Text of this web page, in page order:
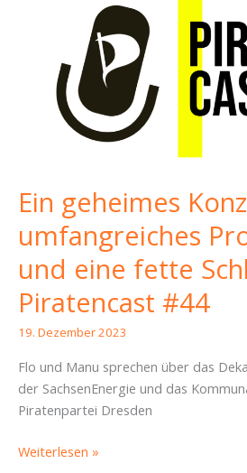
Ein geheimes
umfangreiches
und eine fette
Piratencast #44
19. Dezember 2023
Flo und Manu sprechen über das
der SachsenEnergie und das
Piratenpartei Dresden
Ein
Weiterlesen »